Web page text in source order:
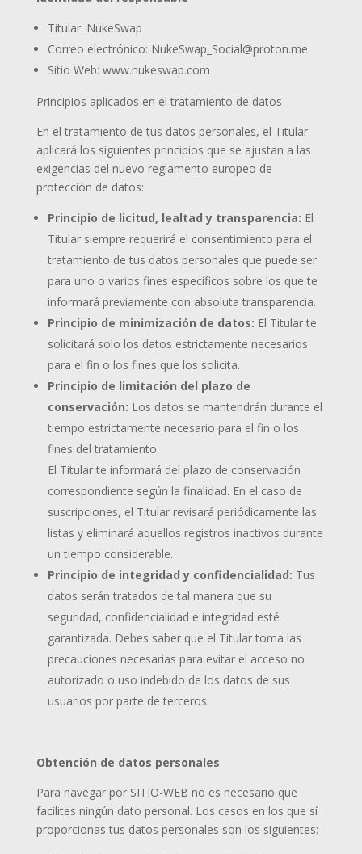
Titular: NukeSwap
Correo electrónico: NukeSwap_Social@proton.me
Sitio Web: www.nukeswap.com
Principios aplicados en el tratamiento de datos
En el tratamiento de tus datos personales, el Titular
aplicará los siguientes principios que se ajustan a las
exigencias del nuevo reglamento europeo de
protección de datos:
Principio de licitud, lealtad y transparencia: El
Titular siempre requerirá el consentimiento para el
tratamiento de tus datos personales que puede ser
para uno o varios fines específicos sobre los que te
informará previamente con absoluta transparencia.
Principio de minimización de datos: El Titular te
solicitará solo los datos estrictamente necesarios
para el fin o los fines que los solicita.
Principio de limitación del plazo de
conservación: Los datos se mantendrán durante el
tiempo estrictamente necesario para el fin o los
fines del tratamiento.
El Titular te informará del plazo de conservación
correspondiente según la finalidad. En el caso de
suscripciones, el Titular revisará periódicamente las
listas y eliminará aquellos registros inactivos durante
un tiempo considerable.
Principio de integridad y confidencialidad: Tus
datos serán tratados de tal manera que su
seguridad, confidencialidad e integridad esté
garantizada. Debes saber que el Titular toma las
precauciones necesarias para evitar el acceso no
autorizado o uso indebido de los datos de sus
usuarios por parte de terceros.
Obtención de datos personales
Para navegar por SITIO-WEB no es necesario que
facilites ningún dato personal. Los casos en los que sí
proporcionas tus datos personales son los siguientes: